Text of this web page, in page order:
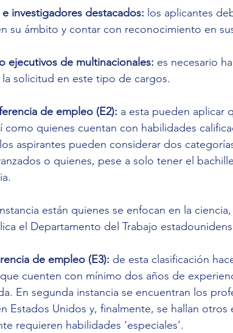
investigadores destacados: los aplicantes
su ámbito y contar con reconocimiento en
ejecutivos de multinacionales: es necesario
solicitud en este tipo de cargos.
de empleo (E2): a esta pueden aplicar
como quienes cuentan con habilidades
aspirantes pueden considerar dos
o quienes, pese a solo tener el
están quienes se enfocan en la
el Departamento del Trabajo
de empleo (E3): de esta clasificación
cuenten con mínimo dos años de
En segunda instancia se encuentran los
Estados Unidos y, finalmente, se hallan
requieren habilidades ‘especiales’.